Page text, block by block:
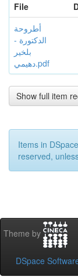
File
أطروحة
الدكتورة -
بلخير
دهيمي.pdf
Show full item
Items in
reserved,
Theme by
DSpace